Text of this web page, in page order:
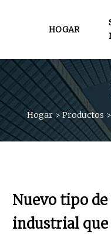
HOGAR
Hogar>Productos >
Nuevo tipo
industrial